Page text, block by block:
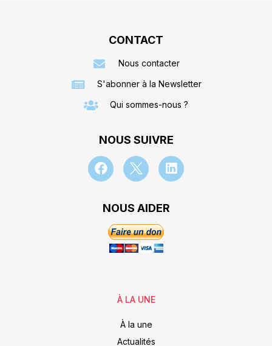
CONTACT
Nous contacter
S'abonner à la Newsletter
Qui sommes-nous ?
NOUS SUIVRE
NOUS AIDER
À LA UNE
À la une
Actualités